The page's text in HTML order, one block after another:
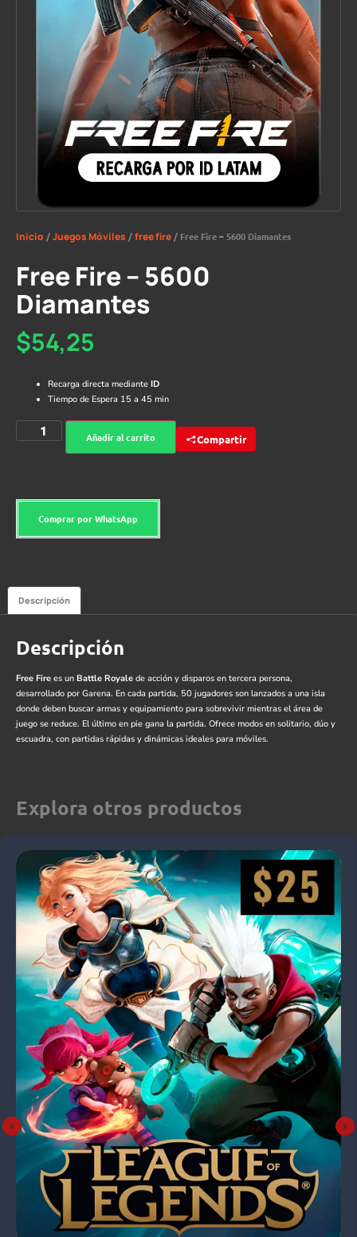
Inicio /Juegos Móviles /free fire / Free Fire – 5600 Diamantes
Free Fire – 5600
Diamantes
$54,25
Recarga directa mediante ID
Tiempo de Espera 15 a 45 min
Añadir al carrito Compartir
Comprar por WhatsApp
Descripción
Descripción
Free Fire es un Battle Royale de acción y disparos en tercera persona,
desarrollado por Garena. En cada partida, 50 jugadores son lanzados a una isla
donde deben buscar armas y equipamiento para sobrevivir mientras el área de
juego se reduce. El último en pie gana la partida. Ofrece modos en solitario, dúo y
escuadra, con partidas rápidas y dinámicas ideales para móviles.
Explora otros productos